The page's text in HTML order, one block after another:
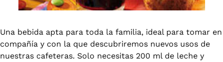
Una bebida apta para toda la familia, ideal para tomar en
compañía y con la que descubriremos nuevos usos de
nuestras cafeteras. Solo necesitas 200 ml de leche y